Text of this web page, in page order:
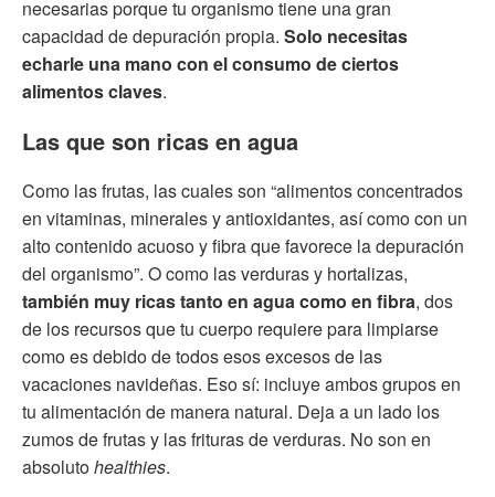
necesarias porque tu organismo tiene una gran
capacidad de depuración propia. Solo necesitas
echarle una mano con el consumo de ciertos
alimentos claves.
Las que son ricas en agua
Como las frutas, las cuales son “alimentos concentrados
en vitaminas, minerales y antioxidantes, así como con un
alto contenido acuoso y fibra que favorece la depuración
del organismo”. O como las verduras y hortalizas,
también muy ricas tanto en agua como en fibra, dos
de los recursos que tu cuerpo requiere para limpiarse
como es debido de todos esos excesos de las
vacaciones navideñas. Eso sí: incluye ambos grupos en
tu alimentación de manera natural. Deja a un lado los
zumos de frutas y las frituras de verduras. No son en
absolutohealthies.